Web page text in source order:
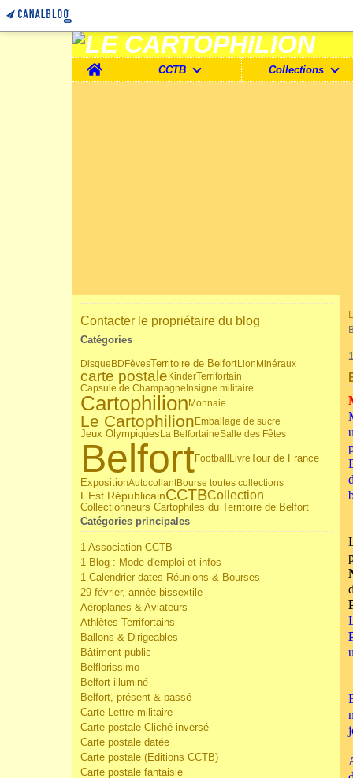
Home
CCTB Collections
Contacter le propriétaire du blog
Catégories
DisqueBDFèvesTerritoire de BelfortLionMinéraux
carte postaleKinderTerrifortain
Capsule de Champagne Insigne militaire
Cartophilion Monnaie
Le Cartophilion Emballage de sucre
Jeux Olympiques La BelfortaineSalle des Fêtes
BelfortFootball LivreTour de France
ExpositionAutocollantBourse toutes collections
L’Est RépublicainCCTBCollection
Collectionneurs Cartophiles du Territoire de Belfort
Catégories principales
1 Association CCTB
1 Blog : Mode d'emploi et infos
1 Calendrier dates Réunions & Bourses
29 février, année bissextile
Aéroplanes & Aviateurs
Athlètes Terrifortains
Ballons & Dirigeables
Bâtiment public
Belflorissimo
Belfort illuminé
Belfort, présent & passé
Carte-Lettre militaire
Carte postale Cliché inversé
Carte postale datée
Carte postale (Editions CCTB)
Carte postale fantaisie